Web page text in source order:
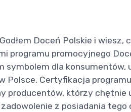
Doceń Polskie i wiesz,
programu promocyjnego
symbolem dla
Certyfikacja programu
producentów, którzy
z posiadania